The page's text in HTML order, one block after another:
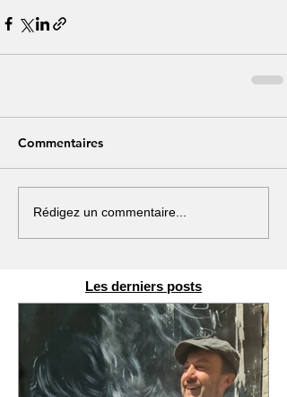
Commentaires
Rédigez un commentaire...
Les derniers posts